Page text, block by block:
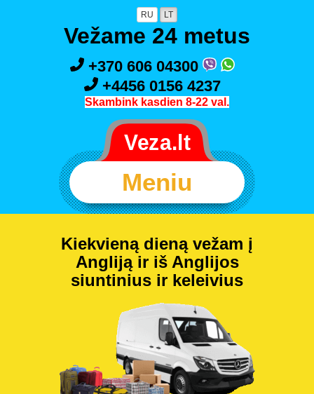
RU LT
Vežame 24 metus
+370 606 04300
+4456 0156 4237
Skambink kasdien 8-22 val.
Meniu
Kiekvieną dieną vežam į
Angliją ir iš Anglijos
siuntinius ir keleivius